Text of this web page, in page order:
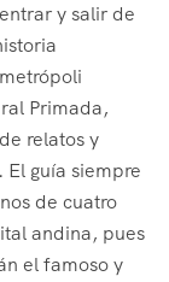
y salir de
Primada,
relatos y
guía siempre
de cuatro
andina, pues
el famoso y